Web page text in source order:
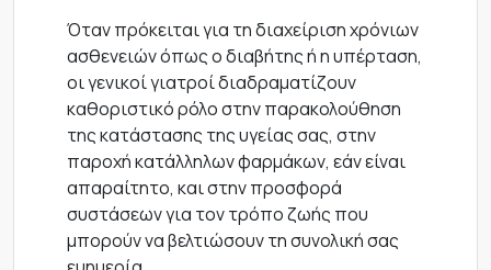
Όταν πρόκειται για τη διαχείριση χρόνιων
ασθενειών όπως ο διαβήτης ή η υπέρταση,
οι γενικοί γιατροί διαδραματίζουν
καθοριστικό ρόλο στην παρακολούθηση
της κατάστασης της υγείας σας, στην
παροχή κατάλληλων φαρμάκων, εάν είναι
απαραίτητο, και στην προσφορά
συστάσεων για τον τρόπο ζωής που
μπορούν να βελτιώσουν τη συνολική σας